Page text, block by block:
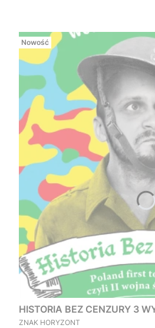
Nowość
HISTORIA BEZ CENZURY 3
PRODUCENT
ZNAK HORYZONT